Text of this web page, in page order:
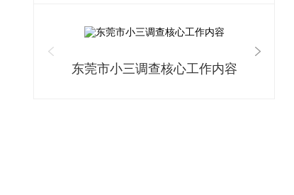
东莞市小三调查核心工作内容